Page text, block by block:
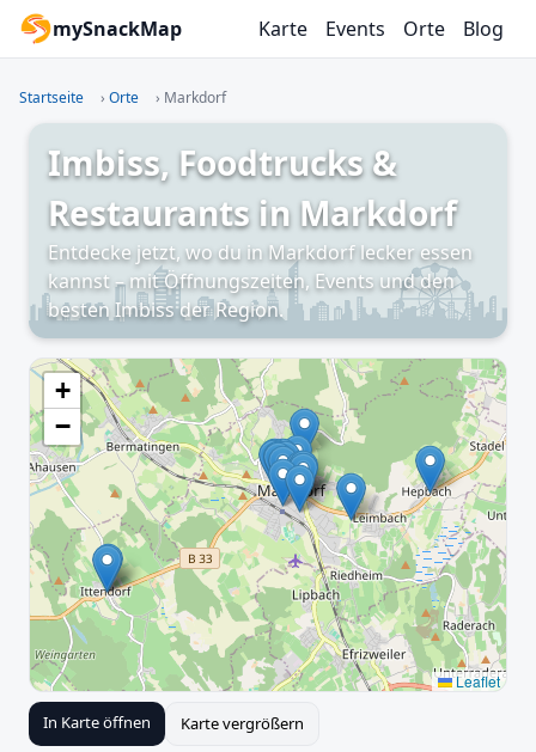
mySnackMap Karte Events Orte Blog
Startseite › Orte › Markdorf
Imbiss, Foodtrucks &
Restaurants in Markdorf
Entdecke jetzt, wo du in Markdorf lecker essen
kannst – mit Öffnungszeiten, Events und den
besten Imbiss der Region.
+
−
Leaflet
In Karte öffnen Karte vergrößern